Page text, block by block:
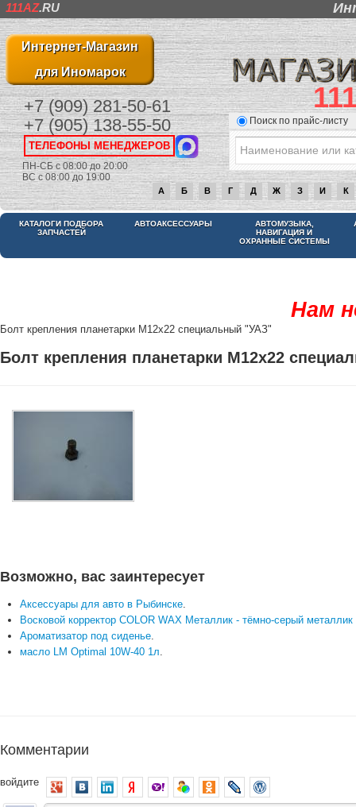
111AZ.RU
Интернет-Магазин
для Иномарок
+7 (909) 281-50-61
+7 (905) 138-55-50
ТЕЛЕФОНЫ МЕНЕДЖЕРОВ
ПН-СБ с 08:00 до 20:00
ВС с 08:00 до 19:00
Поиск по прайс-листу
А Б В Г Д Ж З И К
КАТАЛОГИ ПОДБОРА
ЗАПЧАСТЕЙ
АВТОАКСЕССУАРЫ
АВТОМУЗЫКА,
НАВИГАЦИЯ И
ОХРАННЫЕ СИСТЕМЫ
Нам
Болт крепления планетарки М12х22 специальный "УАЗ"
Болт крепления планетарки М12х22
Возможно, вас заинтересует
Аксессуары для авто в Рыбинске.
Восковой корректор COLOR WAX Металлик - тёмно-серый
Ароматизатор под сиденье.
масло LM Optimal 10W-40 1л.
Комментарии
войдите